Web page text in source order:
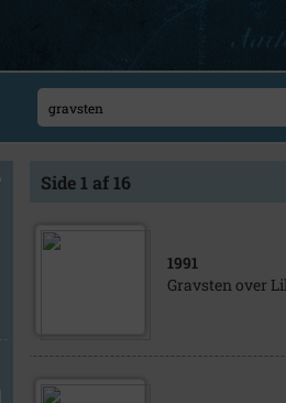
Side 1 af 16
1991
Gravsten over